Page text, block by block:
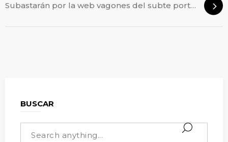
Subastarán por la web vagones del subte porteño
BUSCAR